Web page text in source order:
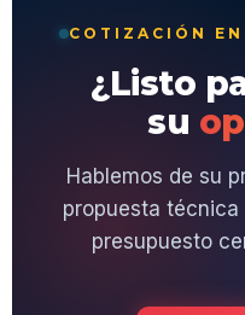
COTIZACIÓN
¿Listo
su
Hablemos de su
propuesta
presupuesto